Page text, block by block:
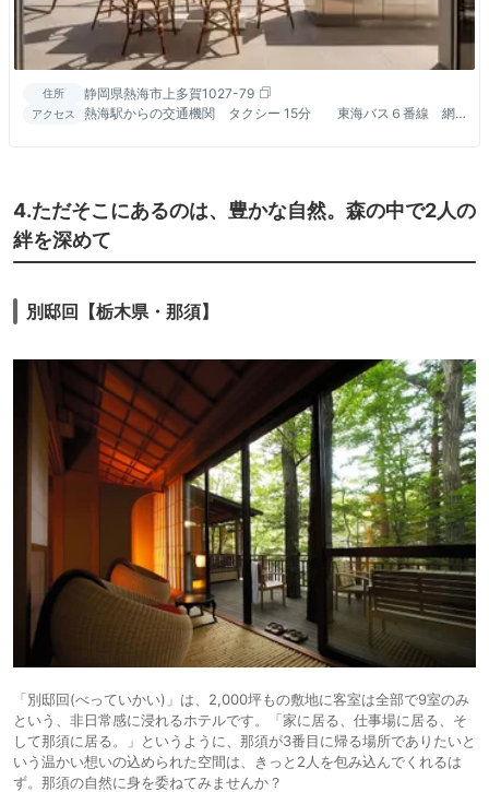
住所 静岡県熱海市上多賀1027-79
アクセス
熱海駅からの交通機関 タクシー 15分 東海バス６番線 網
4.ただそこにあるのは、豊かな自然。森の中で2人の
絆を深めて
別邸回【栃木県・那須】
「別邸回(べっていかい)」は、2,000坪もの敷地に客室は全部で9室のみ
という、非日常感に浸れるホテルです。「家に居る、仕事場に居る、そ
して那須に居る。」というように、那須が3番目に帰る場所でありたいと
いう温かい想いの込められた空間は、きっと2人を包み込んでくれるは
ず。那須の自然に身を委ねてみませんか？